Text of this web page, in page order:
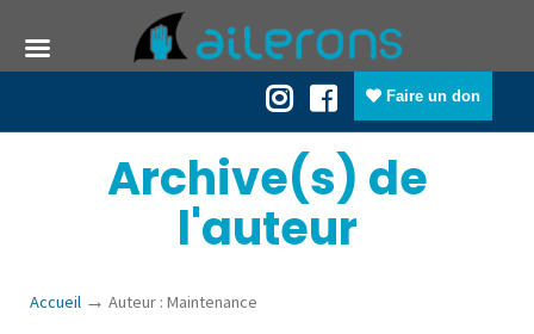
Faire un don
Archive(s) de
l'auteur
Accueil → Auteur : Maintenance